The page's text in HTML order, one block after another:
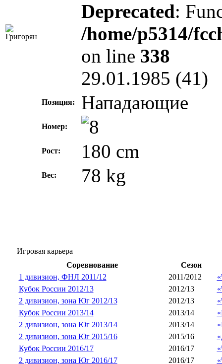
Deprecated:
/home/p5314/
on line 338
29.01.1985 (41)
Позиция: Нападающие
Номер:
Рост: 180 cm
Вес: 78 kg
Игровая карьера
Соревнование
Сезон
1 дивизион, ФНЛ 2011/12
2011/2012
Кубок России 2012/13
2012/13
2 дивизион, зона Юг 2012/13
2012/13
Кубок России 2013/14
2013/14
2 дивизион, зона Юг 2013/14
2013/14
2 дивизион, зона Юг 2015/16
2015/16
Кубок России 2016/17
2016/17
2 дивизион, зона Юг 2016/17
2016/17